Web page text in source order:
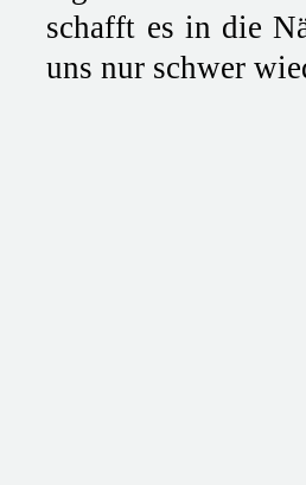
schafft es in die
uns nur schwer